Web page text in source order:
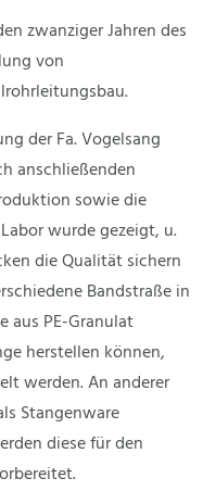
zwanziger Jahren des
von
der Fa. Vogelsang
anschließenden
sowie die
wurde gezeigt, u.
die Qualität sichern
Bandstraße in
aus PE-Granulat
herstellen können,
werden. An anderer
Stangenware
diese für den